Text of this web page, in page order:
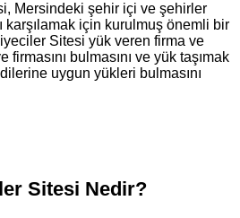
Mersindeki şehir içi ve şehirler
karşılamak için kurulmuş önemli bir
Sitesi yük veren firma ve
bulmasını ve yük taşımak
uygun yükleri bulmasını
Sitesi Nedir?